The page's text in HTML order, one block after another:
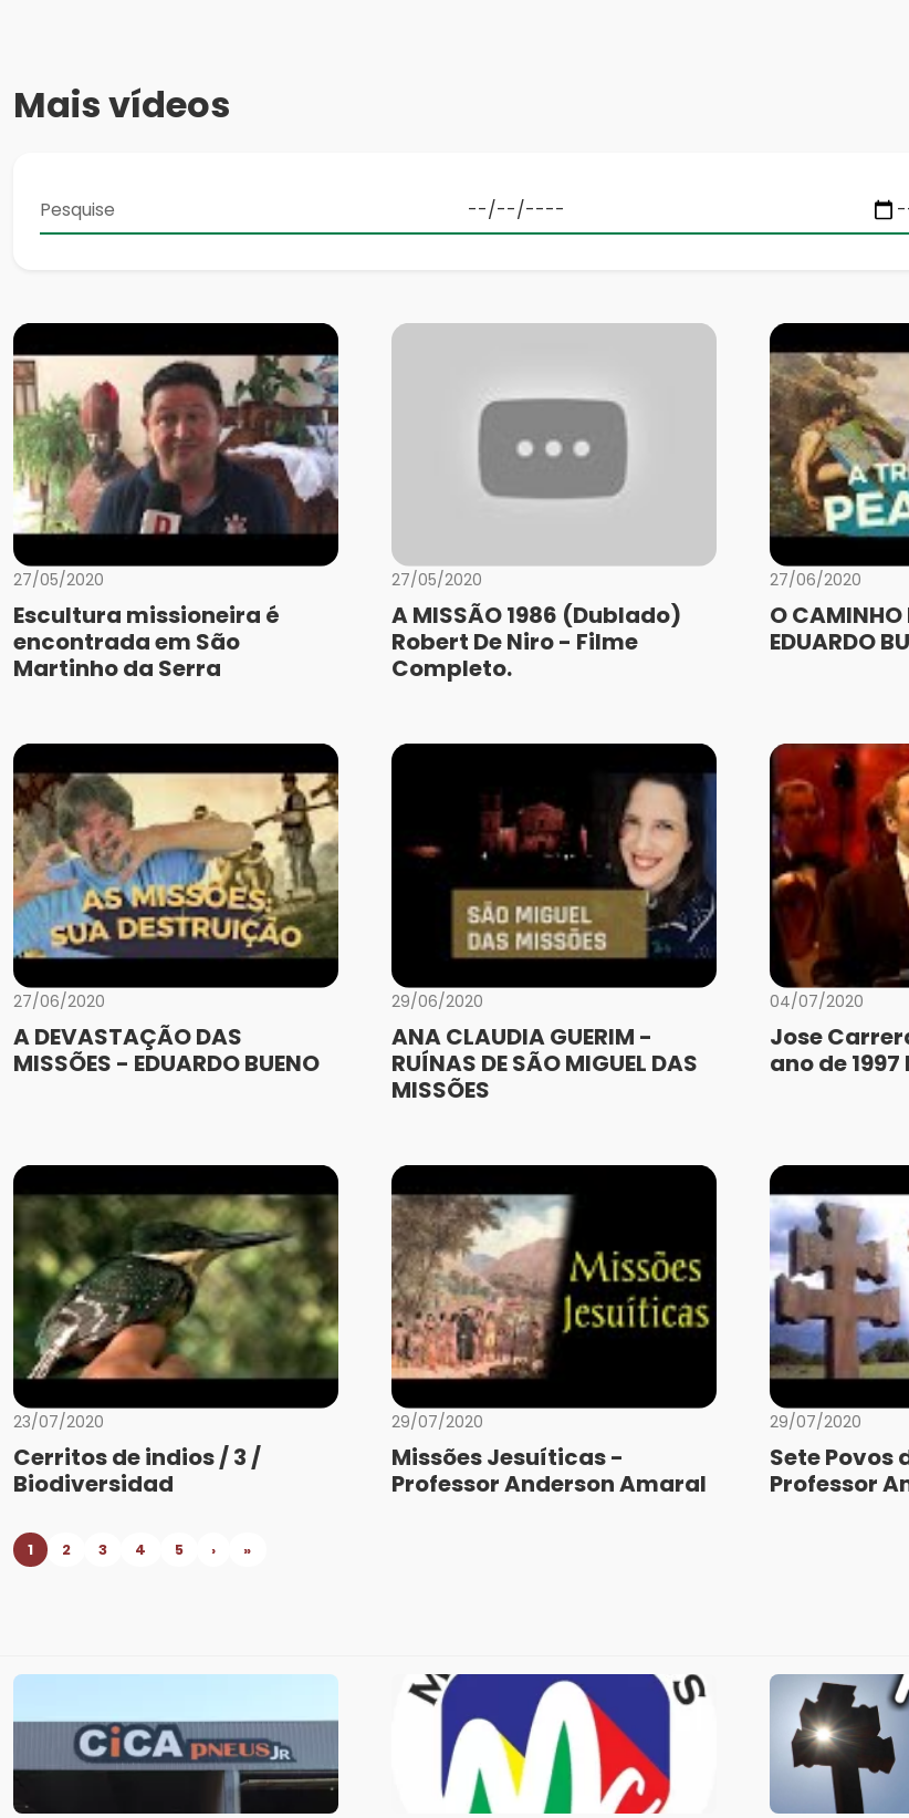
Mais vídeos
27/05/2020
Escultura missioneira é
encontrada em São
Martinho da Serra
27/05/2020
A MISSÃO 1986 (Dublado)
Robert De Niro - Filme
Completo.
27/06/2020
O CAMINHO
EDUARDO
27/06/2020
A DEVASTAÇÃO DAS
MISSÕES - EDUARDO BUENO
29/06/2020
ANA CLAUDIA GUERIM -
RUÍNAS DE SÃO MIGUEL DAS
MISSÕES
04/07/2020
Jose
ano de
23/07/2020
Cerritos de indios / 3 /
Biodiversidad
29/07/2020
Missões Jesuíticas -
Professor Anderson Amaral
29/07/2020
Sete Povos
Professor
1 2 3 4 5 › »